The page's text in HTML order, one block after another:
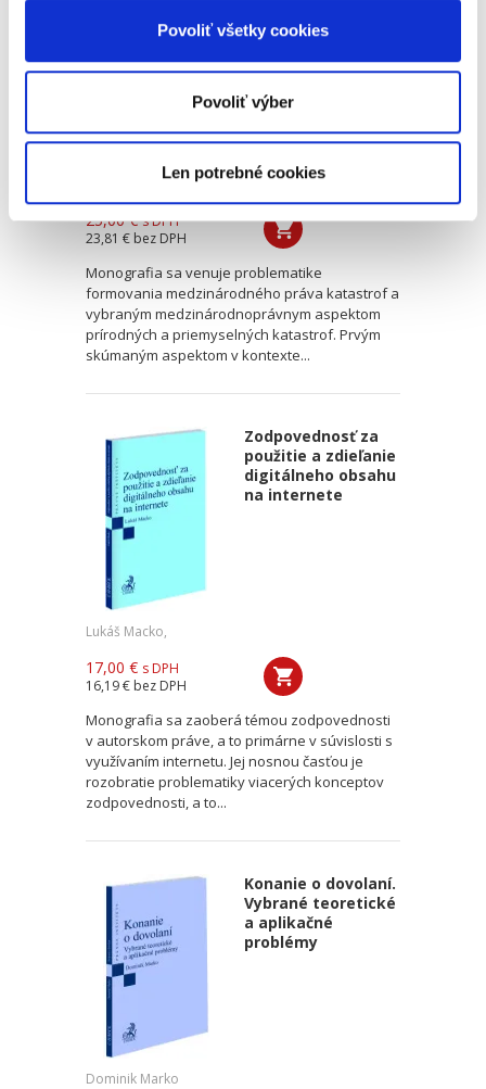
Povoliť všetky cookies
Povoliť výber
Len potrebné cookies
a priemyselných
katastrof
Lucia Bakošová
25,00 € s DPH
23,81 € bez DPH
Monografia sa venuje problematike
formovania medzinárodného práva katastrof a
vybraným medzinárodnoprávnym aspektom
prírodných a priemyselných katastrof. Prvým
skúmaným aspektom v kontexte...
Zodpovednosť za
použitie a zdieľanie
digitálneho obsahu
na internete
Lukáš Macko,
17,00 € s DPH
16,19 € bez DPH
Monografia sa zaoberá témou zodpovednosti
v autorskom práve, a to primárne v súvislosti s
využívaním internetu. Jej nosnou časťou je
rozobratie problematiky viacerých konceptov
zodpovednosti, a to...
Konanie o dovolaní.
Vybrané teoretické
a aplikačné
problémy
Dominik Marko